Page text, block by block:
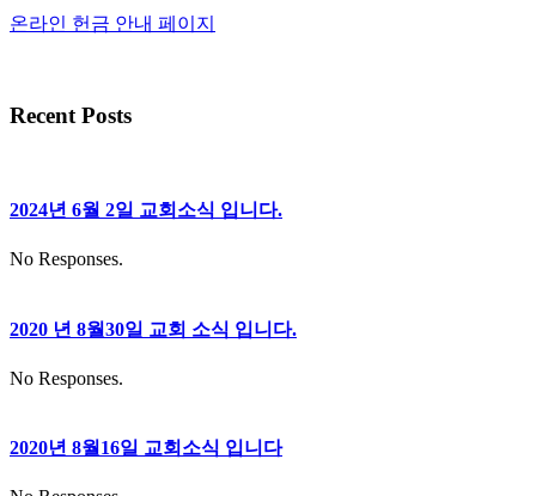
온라인 헌금 안내 페이지
Recent Posts
2024년 6월 2일 교회소식 입니다.
No Responses.
2020 년 8월30일 교회 소식 입니다.
No Responses.
2020년 8월16일 교회소식 입니다